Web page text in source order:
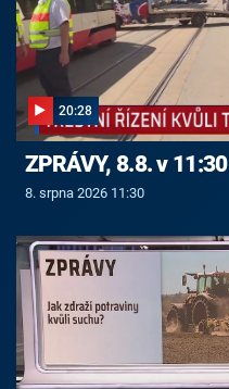
20:28
ZPRÁVY, 8.8. v 11:30
8. srpna 2026 11:30